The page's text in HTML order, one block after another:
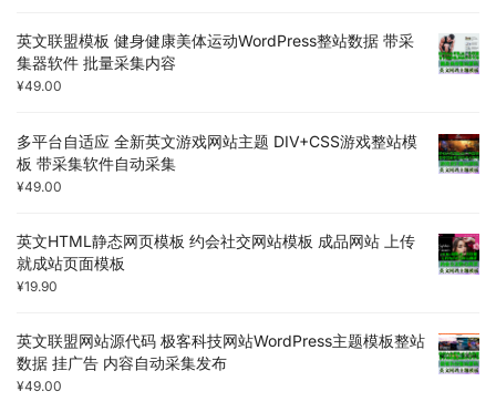
英文联盟模板 健身健康美体运动WordPress整站数据 带采
集器软件 批量采集内容
¥49.00
多平台自适应 全新英文游戏网站主题 DIV+CSS游戏整站模
板 带采集软件自动采集
¥49.00
英文HTML静态网页模板 约会社交网站模板 成品网站 上传
就成站页面模板
¥19.90
英文联盟网站源代码 极客科技网站WordPress主题模板整站
数据 挂广告 内容自动采集发布
¥49.00